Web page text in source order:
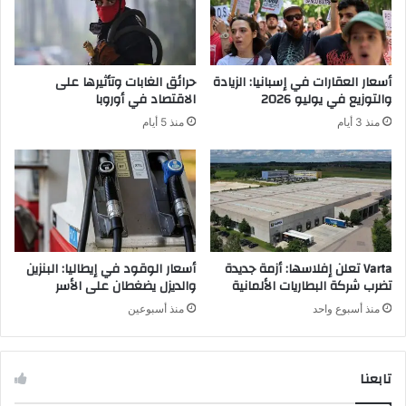
ا
ب
ت
ة
ظ
ا
م
د
ي
د
ل
م
ع
ا
ل
ج
ت
ت
ا
ل
أسعار العقارات في إسبانيا: الزيادة
والتوزيع في يوليو 2026
منذ 3 أيام
حرائق الغابات وتأثيرها على
الاقتصاد في أوروبا
منذ 5 أيام
Varta تعلن إفلاسها: أزمة جديدة
تضرب شركة البطاريات الألمانية
منذ أسبوع واحد
أسعار الوقود في إيطاليا: البنزين
والديزل يضغطان على الأسر
منذ أسبوعين
تابعنا